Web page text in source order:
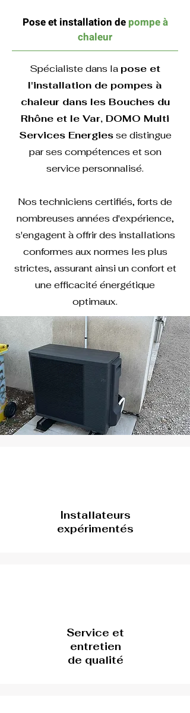
Pose et installation de pompe à
chaleur
Spécialiste dans la pose et
l'installation de pompes à
chaleur dans les Bouches du
Rhône et le Var, DOMO Multi
Services Energiesse distingue
par ses compétences et son
service personnalisé.
Nos techniciens certifiés, forts de
nombreuses années d'expérience,
s'engagent à offrir des installations
conformes aux normes les plus
strictes, assurant ainsi un confort et
une efficacité énergétique
optimaux.
Installateurs
expérimentés
Service et
entretien
de qualité